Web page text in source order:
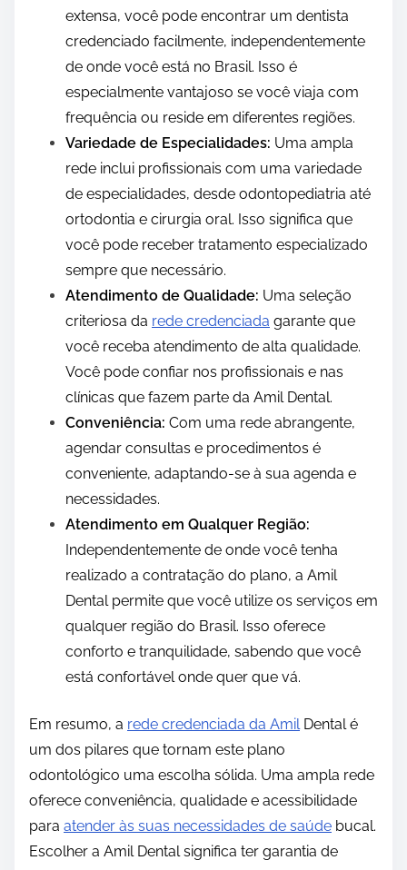
extensa, você pode encontrar um dentista
credenciado facilmente, independentemente
de onde você está no Brasil. Isso é
especialmente vantajoso se você viaja com
frequência ou reside em diferentes regiões.
Variedade de Especialidades: Uma ampla
rede inclui profissionais com uma variedade
de especialidades, desde odontopediatria até
ortodontia e cirurgia oral. Isso significa que
você pode receber tratamento especializado
sempre que necessário.
Atendimento de Qualidade: Uma seleção
criteriosa da rede credenciada garante que
você receba atendimento de alta qualidade.
Você pode confiar nos profissionais e nas
clínicas que fazem parte da Amil Dental.
Conveniência: Com uma rede abrangente,
agendar consultas e procedimentos é
conveniente, adaptando-se à sua agenda e
necessidades.
Atendimento em Qualquer Região:
Independentemente de onde você tenha
realizado a contratação do plano, a Amil
Dental permite que você utilize os serviços em
qualquer região do Brasil. Isso oferece
conforto e tranquilidade, sabendo que você
está confortável onde quer que vá.
Em resumo, a rede credenciada da AmilDental é
um dos pilares que tornam este plano
odontológico uma escolha sólida. Uma ampla rede
oferece conveniência, qualidade e acessibilidade
para atender às suas necessidades de saúde bucal.
Escolher a Amil Dental significa ter garantia de